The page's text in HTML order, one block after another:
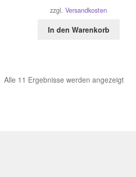
zzgl.Versandkosten
In den Warenkorb
Alle 11 Ergebnisse werden angezeigtNach